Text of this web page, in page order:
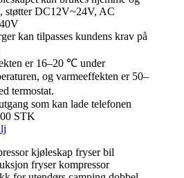
støtter DC12V~24V, AC
kan tilpasses kundens krav på
er 16–20 ℃ under
og varmeeffekten er 50–
termostat.
som kan lade telefonen
STK